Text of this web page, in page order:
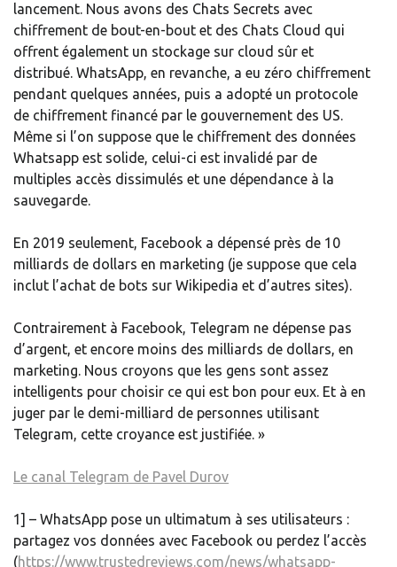
lancement. Nous avons des Chats Secrets avec
chiffrement de bout-en-bout et des Chats Cloud qui
offrent également un stockage sur cloud sûr et
distribué. WhatsApp, en revanche, a eu zéro chiffrement
pendant quelques années, puis a adopté un protocole
de chiffrement financé par le gouvernement des US.
Même si l’on suppose que le chiffrement des données
Whatsapp est solide, celui-ci est invalidé par de
multiples accès dissimulés et une dépendance à la
sauvegarde.
En 2019 seulement, Facebook a dépensé près de 10
milliards de dollars en marketing (je suppose que cela
inclut l’achat de bots sur Wikipedia et d’autres sites).
Contrairement à Facebook, Telegram ne dépense pas
d’argent, et encore moins des milliards de dollars, en
marketing. Nous croyons que les gens sont assez
intelligents pour choisir ce qui est bon pour eux. Et à en
juger par le demi-milliard de personnes utilisant
Telegram, cette croyance est justifiée. »
Le canal Telegram de Pavel Durov
1] – WhatsApp pose un ultimatum à ses utilisateurs :
partagez vos données avec Facebook ou perdez l’accès
(https://www.trustedreviews.com/news/whatsapp-